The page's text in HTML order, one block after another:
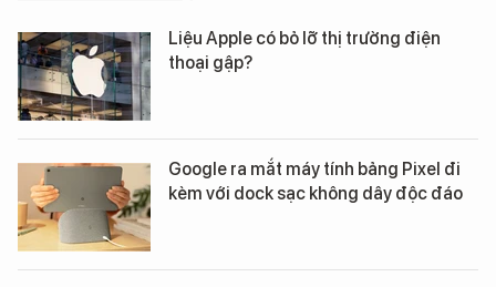
Liệu Apple có bỏ lỡ thị trường điện
thoại gập?
Google ra mắt máy tính bảng Pixel đi
kèm với dock sạc không dây độc đáo